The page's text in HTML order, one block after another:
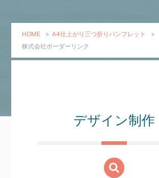
HOME > A4仕上がり三つ折りパンフレット
>
株式会社ボーダーリンク
デザイン制作